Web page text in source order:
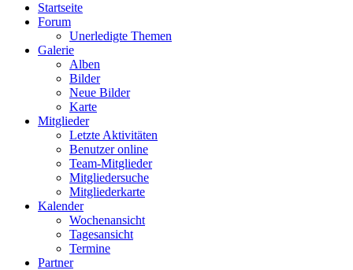
Startseite
Forum
Unerledigte Themen
Galerie
Alben
Bilder
Neue Bilder
Karte
Mitglieder
Letzte Aktivitäten
Benutzer online
Team-Mitglieder
Mitgliedersuche
Mitgliederkarte
Kalender
Wochenansicht
Tagesansicht
Termine
Partner